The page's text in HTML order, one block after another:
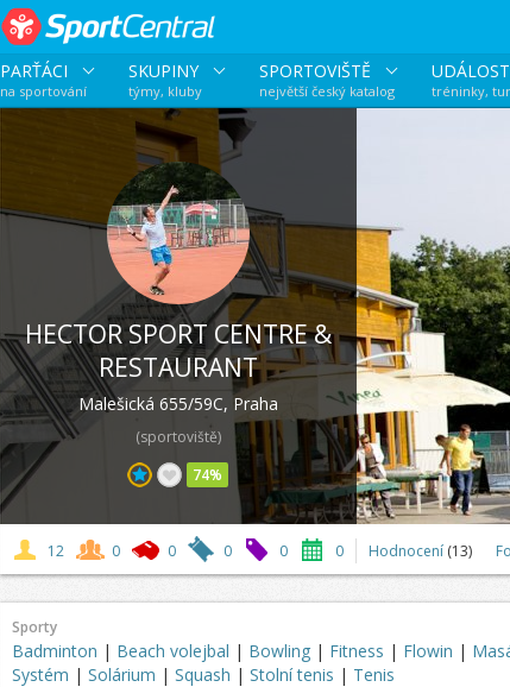
PARŤÁCI
na sportování
SKUPINY
týmy, kluby
SPORTOVIŠTĚ
největší český katalog tréninky,
HECTOR SPORT CENTRE &
RESTAURANT
Malešická 655/59C, Praha
(sportoviště)
74%
12 0 0 0 0 0 Hodnocení(13)
Sporty
Badminton | Beach volejbal | Bowling | Fitness | Flowin |
Systém | Solárium | Squash | Stolní tenis | Tenis